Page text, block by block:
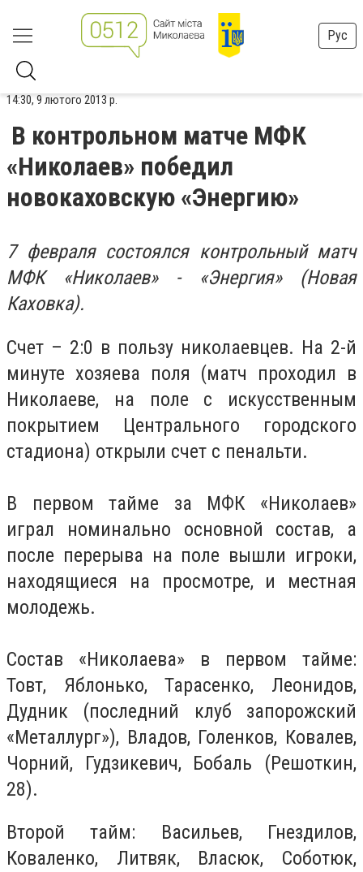
Рус
14:30, 9 лютого 2013 р.
В контрольном матче МФК
«Николаев» победил
новокаховскую «Энергию»
7 февраля состоялся контрольный матч
МФК «Николаев» - «Энергия» (Новая
Каховка).
Счет – 2:0 в пользу николаевцев. На 2-й
минуте хозяева поля (матч проходил в
Николаеве, на поле с искусственным
покрытием Центрального городского
стадиона) открыли счет с пенальти.
В первом тайме за МФК «Николаев»
играл номинально основной состав, а
после перерыва на поле вышли игроки,
находящиеся на просмотре, и местная
молодежь.
Состав «Николаева» в первом тайме:
Товт, Яблонько, Тарасенко, Леонидов,
Дудник (последний клуб запорожский
«Металлург»), Владов, Голенков, Ковалев,
Чорний, Гудзикевич, Бобаль (Решоткин,
28).
Второй тайм: Васильев, Гнездилов,
Коваленко, Литвяк, Власюк, Соботюк,